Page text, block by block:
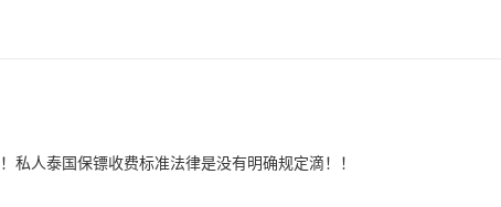
私人泰国保镖收费标准法律是没有明确规定滴！！